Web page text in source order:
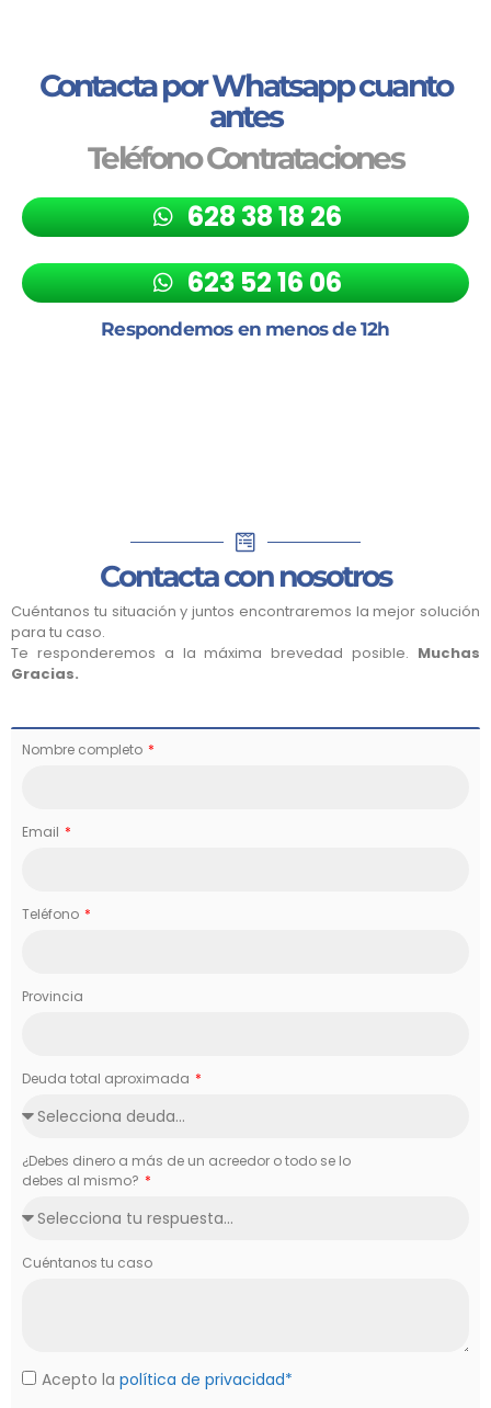
Contacta por Whatsapp cuanto
antes
Teléfono Contrataciones
628 38 18 26
623 52 16 06
Respondemos en menos de 12h
Contacta con nosotros
Cuéntanos tu situación y juntos encontraremos la mejor solución
para tu caso.
Te responderemos a la máxima brevedad posible. Muchas
Gracias.
Nombre completo
Email
Teléfono
Provincia
Deuda total aproximada
¿Debes dinero a más de un acreedor o todo se lo
debes al mismo?
Cuéntanos tu caso
Acepto la política de privacidad*